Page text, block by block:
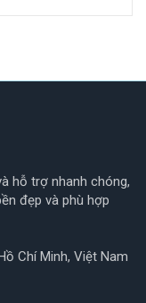
hỗ trợ nhanh chóng,
đẹp và phù hợp
Chí Minh, Việt Nam